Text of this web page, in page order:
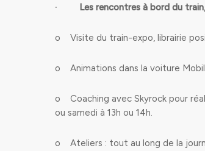
∙ Les rencontres à bord du
o Visite du train-expo, librairie
o Animations dans la voiture
o Coaching avec Skyrock pour
ou samedi à 13h ou 14h.
o Ateliers : tout au long de la